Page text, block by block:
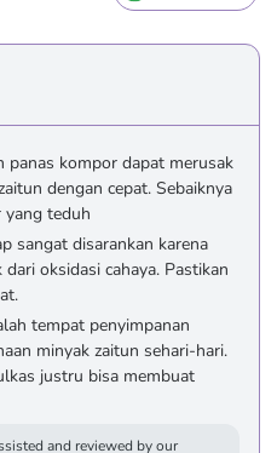
panas kompor dapat merusak
dengan cepat. Sebaiknya
yang teduh
sangat disarankan karena
oksidasi cahaya. Pastikan
tempat penyimpanan
minyak zaitun sehari-hari.
justru bisa membuat
and reviewed by our